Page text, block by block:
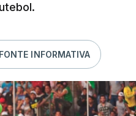
INFORMATIVA